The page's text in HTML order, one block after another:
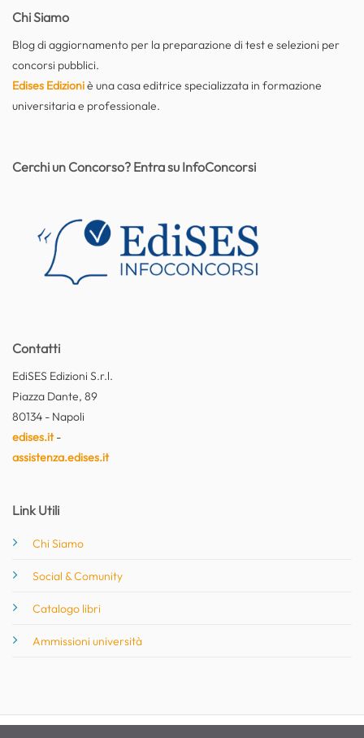
Chi Siamo
Blog di aggiornamento per la preparazione di test e selezioni per
concorsi pubblici.
Edises Edizioniè una casa editrice specializzata in formazione
universitaria e professionale.
Contatti
EdiSES Edizioni S.r.l.
Piazza Dante, 89
80134 - Napoli
edises.it-
assistenza.edises.it
Link Utili
Chi Siamo
Social & Comunity
Catalogo libri
Ammissioni università
Cerchi un Concorso? Entra su InfoConcorsi